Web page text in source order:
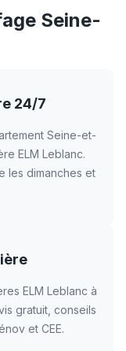
Seine-
24/7
Seine-et-
ELM Leblanc.
les dimanches et
ELM Leblanc à
gratuit, conseils
et CEE.